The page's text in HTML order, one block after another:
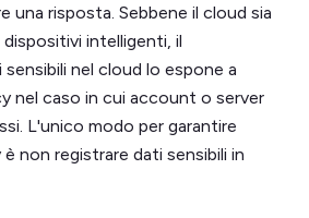
una risposta. Sebbene il cloud sia
intelligenti, il
nel cloud lo espone a
nel caso in cui account o server
L'unico modo per garantire
non registrare dati sensibili in